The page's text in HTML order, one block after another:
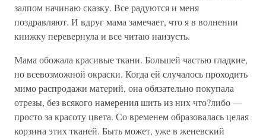
залпом начинаю сказку. Все радуются и меня
поздравляют. И вдруг мама замечает, что я в волнении
книжку перевернула и все читаю наизусть.
Мама обожала красивые ткани. Большей частью гладкие,
но всевозможной окраски. Когда ей случалось проходить
мимо распродажи материй, она обязательно покупала
отрезы, без всякого намерения шить из них что?либо —
просто за красоту цвета. Со временем образовалась целая
корзина этих тканей. Быть может, уже в женевский